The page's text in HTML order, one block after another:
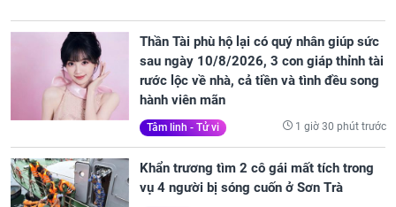
Thần Tài phù hộ lại có quý nhân giúp sức
sau ngày 10/8/2026, 3 con giáp thỉnh tài
rước lộc về nhà, cả tiền và tình đều song
hành viên mãn
Tâm linh - Tử vi 1 giờ 30 phút trước
Khẩn trương tìm 2 cô gái mất tích trong
vụ 4 người bị sóng cuốn ở Sơn Trà